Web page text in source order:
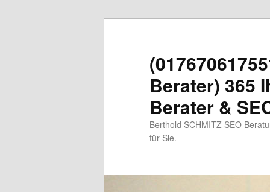
Berater) 365
Berater &
Berthold SCHMITZ SEO
für Sie.